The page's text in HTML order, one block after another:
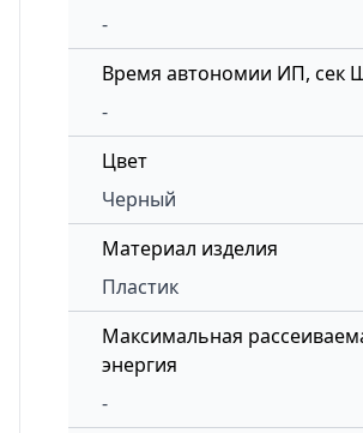
-
Время автономии ИП, сек
-
Цвет
Черный
Материал изделия
Пластик
Максимальная
энергия
-